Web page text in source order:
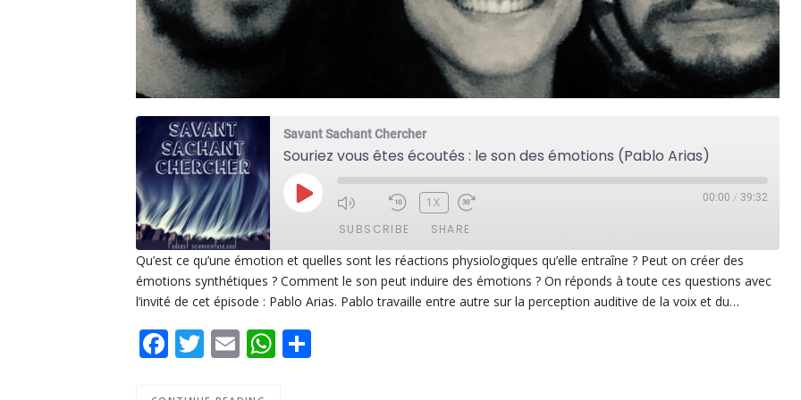
Savant Sachant Chercher
Souriez vous êtes écoutés : le son des émotions (Pablo Arias)
PLAY
1X 00:00 / 39:32
SUBSCRIBE SHARE
Apple Podcasts Deezer Google Play
PocketCasts
Spotify
SHARE
EMBED
Qu’est ce qu’une émotion et quelles sont les réactions physiologiques qu’elle entraîne ? Peut on créer des
émotions synthétiques ? Comment le son peut induire des émotions ? On réponds à toute ces questions avec
l’invité de cet épisode : Pablo Arias. Pablo travaille entre autre sur la perception auditive de la voix et du…
Facebook
Twitter
EmailWhatsApp